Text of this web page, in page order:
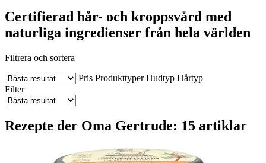
Certifierad hår- och kroppsvård med
naturliga ingredienser från hela världen
Filtrera och sortera
Pris Produkttyper Hudtyp Hårtyp
Filter
Rezepte der Oma Gertrude: 15 artiklar